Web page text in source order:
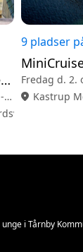
Paris efterårsferien 2026
Søndag d. 11. oktober - torsdag d. 15. oktober
167, 2770
9 pladser
location_on Kastrup
i Tårnby